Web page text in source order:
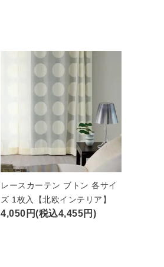
レースカーテン ブトン 各サイ
ズ 1枚入【北欧インテリア】
4,050円(税込4,455円)